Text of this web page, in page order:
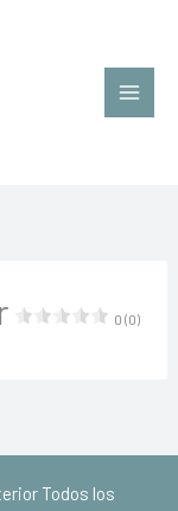
0 (0)
Todos los